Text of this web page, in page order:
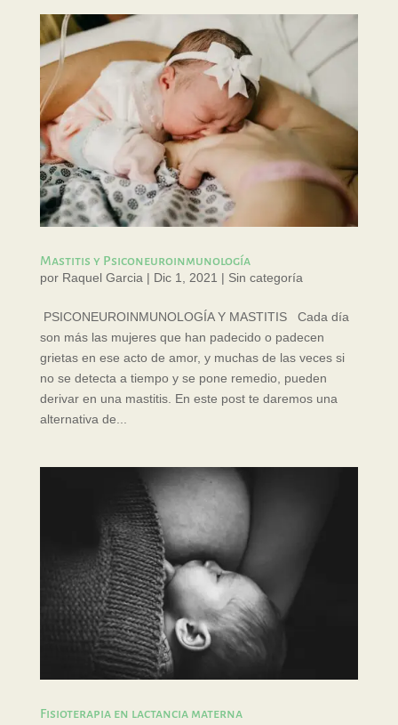
Mastitis y Psiconeuroinmunología
por Raquel Garcia| Dic 1, 2021 | Sin categoría
PSICONEUROINMUNOLOGÍA Y MASTITIS Cada día
son más las mujeres que han padecido o padecen
grietas en ese acto de amor, y muchas de las veces si
no se detecta a tiempo y se pone remedio, pueden
derivar en una mastitis. En este post te daremos una
alternativa de...
Fisioterapia en lactancia materna